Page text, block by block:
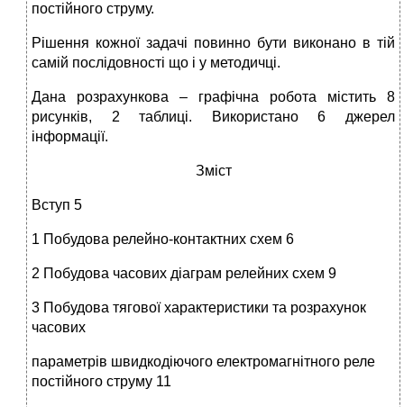
постійного струму.
Рішення кожної задачі повинно бути виконано в тій
самій послідовності що і у методичці.
Дана розрахункова – графічна робота містить 8
рисунків, 2 таблиці. Використано 6 джерел
інформації.
Зміст
Вступ 5
1 Побудова релейно-контактних схем 6
2 Побудова часових діаграм релейних схем 9
3 Побудова тягової характеристики та розрахунок
часових
параметрів швидкодіючого електромагнітного реле
постійного струму 11